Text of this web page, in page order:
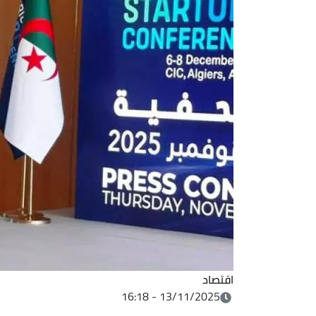
اقتصاد
13/11/2025 - 16:18